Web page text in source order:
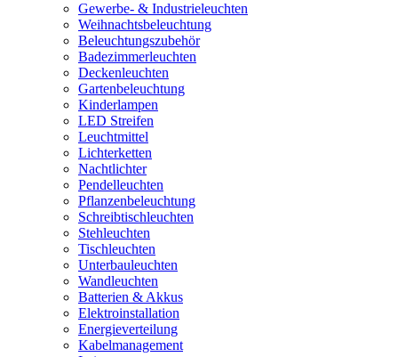
Gewerbe- & Industrieleuchten
Weihnachtsbeleuchtung
Beleuchtungszubehör
Badezimmerleuchten
Deckenleuchten
Gartenbeleuchtung
Kinderlampen
LED Streifen
Leuchtmittel
Lichterketten
Nachtlichter
Pendelleuchten
Pflanzenbeleuchtung
Schreibtischleuchten
Stehleuchten
Tischleuchten
Unterbauleuchten
Wandleuchten
Batterien & Akkus
Elektroinstallation
Energieverteilung
Kabelmanagement